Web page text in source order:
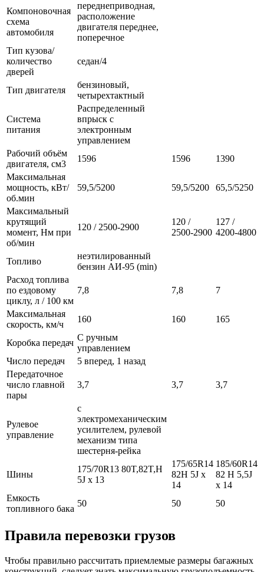
Компоновочная
схема
автомобиля
переднеприводная,
расположение
двигателя переднее,
поперечное
Тип кузова/
количество
дверей
седан/4
Тип двигателя
бензиновый,
четырехтактный
Система
питания
Распределенный
впрыск с
электронным
управлением
Рабочий объём
двигателя, см3
1596 1596
1390
Максимальная
мощность, кВт/
об.мин
59,5/5200 59,5/5200 65,5/5250
Максимальный
крутящий
момент, Нм при
об/мин
120 / 2500-2900
120 /
2500-2900
127 /
4200-4800
Топливо
неэтилированный
бензин АИ-95 (min)
Расход топлива
по ездовому
циклу, л / 100 км
7,8 7,8 7
Максимальная
скорость, км/ч
160 160 165
Коробка передач
С ручным
управлением
Число передач
5 вперед, 1 назад
Передаточное
число главной
пары
3,7 3,7 3,7
Рулевое
управление
с
электромеханическим
усилителем, рулевой
механизм типа
шестерня-рейка
Шины
175/70R13 80T,82T,H
5J x 13
175/65R14
82H 5J x
14
185/60R14
82 H 5,5J
x 14
Емкость
топливного бака
50 50 50
Правила перевозки грузов
Чтобы правильно рассчитать приемлемые размеры багажных